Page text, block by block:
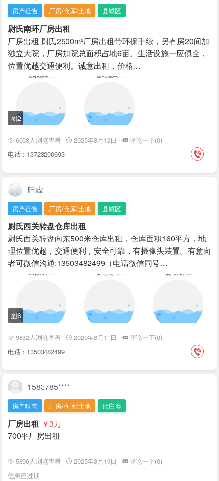
房产租售 厂房/仓库/土地 县城区
尉氏南环厂房出租
厂房出租 尉氏2500m²厂房出租带环保手续，另有房20间加
独立大院，厂房加院总面积占地6亩。生活设施一应俱全，
位置优越交通便利。诚意出租，价格…
图2
6668人浏览查看 2025年3月12日
评论一下(0)
电话：13723200693
归虚
房产租售 厂房/仓库/土地 县城区
尉氏西关转盘仓库出租
尉氏西关转盘向东500米仓库出租，仓库面积160平方，地
理位置优越，交通便利，安全可靠，有摄像头装置。有意向
者可微信沟通:13503482499（电话微信同号…
图6
9832人浏览查看 2025年3月11日
评论一下(0)
电话：13503482499
1583785****
房产租售 厂房/仓库/土地 邢庄乡
厂房出租 ￥3万
700平厂房出租
5896人浏览查看 2025年3月10日
评论一下(0)
信息已过期